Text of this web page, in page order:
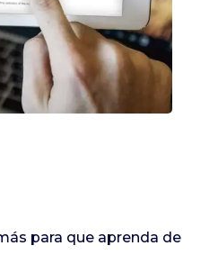
para que aprenda de